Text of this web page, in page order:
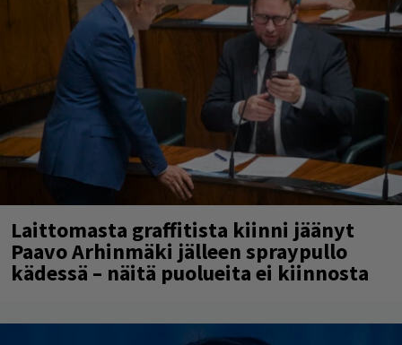
Laittomasta graffitista kiinni jäänyt
Paavo Arhinmäki jälleen spraypullo
kädessä – näitä puolueita ei kiinnosta